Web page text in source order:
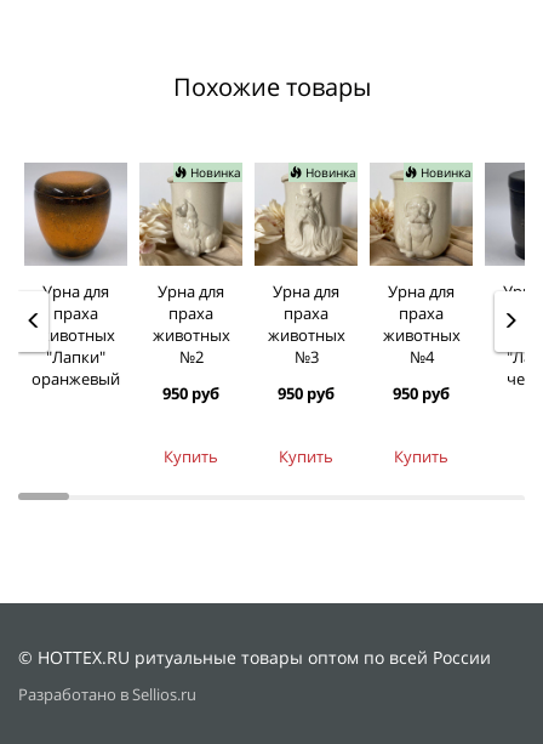
Похожие товары
Урна для
праха
животных
"Лапки"
оранжевый
Новинка
Урна для
праха
животных
№2
950 руб
Купить
Новинка
Урна для
праха
животных
№3
950 руб
Купить
Новинка
Урна для
праха
животных
№4
950 руб
Купить
Урна
© HOTTEX.RU ритуальные товары оптом по всей России
Разработано в Sellios.ru